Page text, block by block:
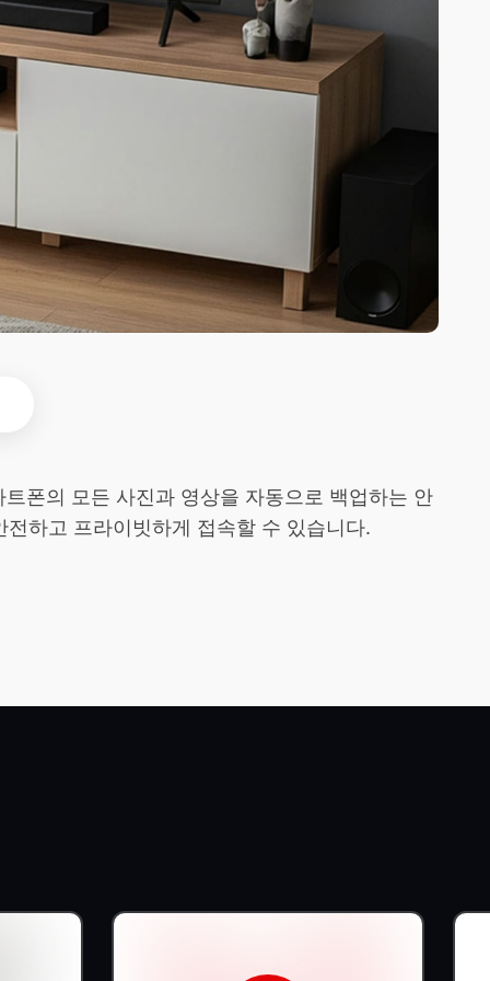
폰의 모든 사진과 영상을 자동으로 백업하는 안
하고 프라이빗하게 접속할 수 있습니다.